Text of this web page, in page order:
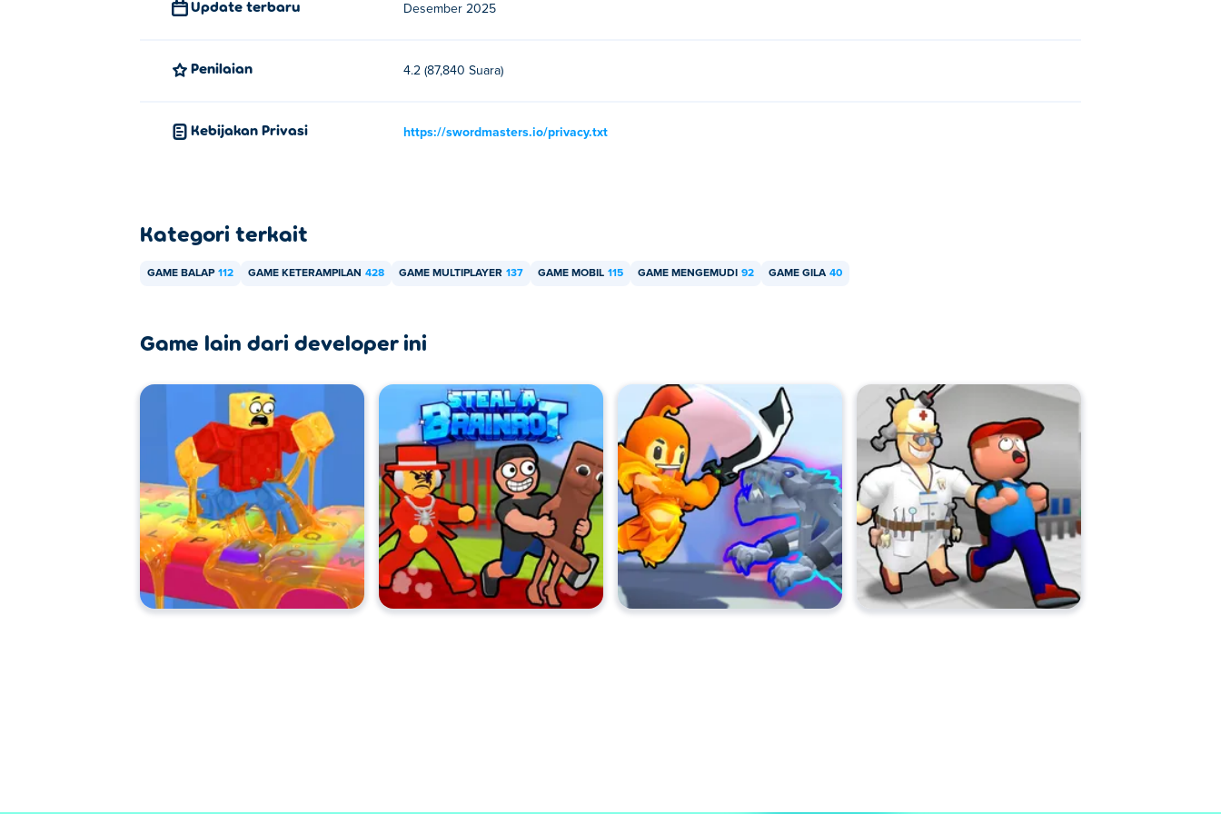
Ya! Car Machines adalah permainan tunggal atau multipemain sehingga Anda dapat bermain dengan teman Anda secara daring!
Update terbaru Desember 2025
Penilaian 4.2 (87,840 Suara)
Kebijakan Privasi https://swordmasters.io/privacy.txt
Kategori terkait
GAME BALAP 112 GAME KETERAMPILAN 428 GAME MULTIPLAYER 137 GAME MOBIL 115 GAME MENGEMUDI 92 GAME GILA 40
Game lain dari developer ini